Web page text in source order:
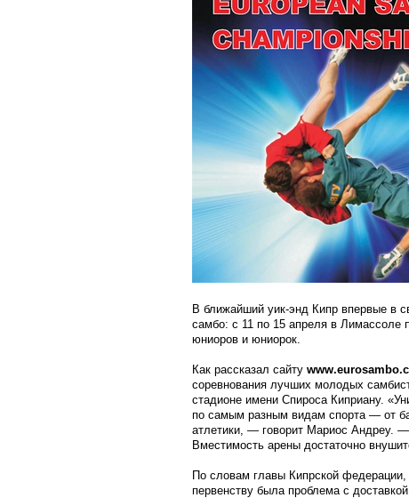
В ближайший уик-энд Кипр впервые в
самбо: с 11 по 15 апреля в Лимассоле
юниоров и юниорок.
Как рассказал сайту
соревнования лучших молодых
стадионе имени Спироса Киприану.
по самым разным видам спорта — от
атлетики, — говорит Мариос Андреу.
Вместимость арены достаточно
По словам главы Кипрской
первенству была проблема с